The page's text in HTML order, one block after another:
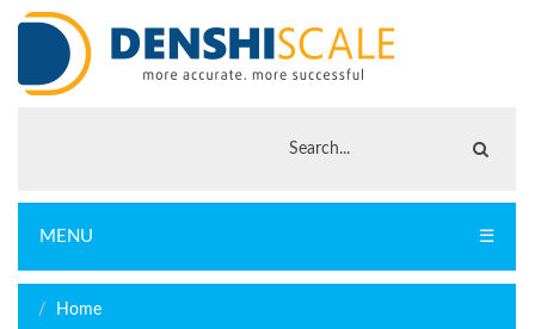
MENU ☰
Home